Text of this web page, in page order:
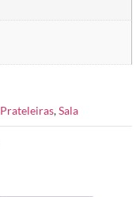
Prateleiras,Sala